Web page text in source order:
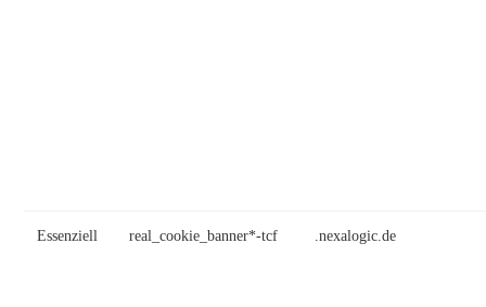
Essenziell real_cookie_banner*-tcf .nexalogic.de